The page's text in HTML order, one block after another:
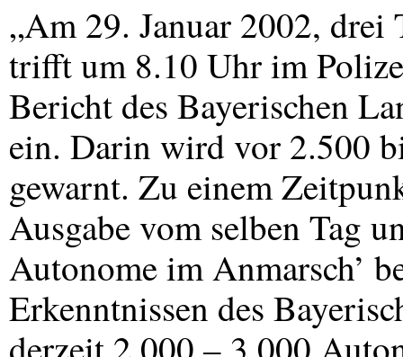
„Am 29. Januar 2002,
trifft um 8.10 Uhr im
Bericht des Bayerischen
ein. Darin wird vor 2.500
gewarnt. Zu einem
Ausgabe vom selben Tag
Autonome im Anmarsch’
Erkenntnissen des